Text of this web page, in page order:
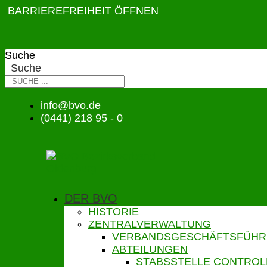
BARRIEREFREIHEIT ÖFFNEN
Suche
Suche
info@bvo.de
(0441) 218 95 - 0
DER BVO
HISTORIE
ZENTRALVERWALTUNG
ABTEILUNGEN
STABSSTELLE